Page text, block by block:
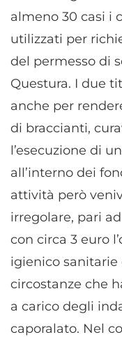
almeno 30 casi i
utilizzati per
del permesso di
Questura. I due
anche per
di braccianti,
l’esecuzione di
all’interno dei
attività però
irregolare, pari
con circa 3 euro
igienico
circostanze che
a carico degli
caporalato. Nel